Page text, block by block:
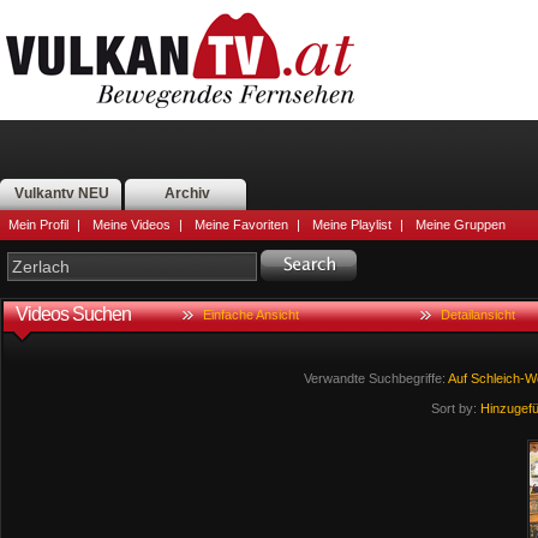
Vulkantv NEU Archiv
Mein Profil | Meine Videos | Meine Favoriten | Meine Playlist | Meine Gruppen
Videos Suchen Einfache Ansicht Detailansicht
Verwandte Suchbegriffe: Auf Schleich-
Sort by: